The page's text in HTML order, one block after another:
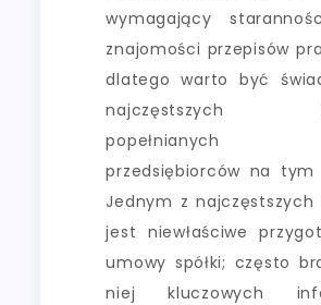
wymagający
znajomości przepisów
dlatego warto być
najczęstszych
popełnianych
przedsiębiorców na tym
Jednym z najczęstszych
jest niewłaściwe
umowy spółki; często
niej kluczowych